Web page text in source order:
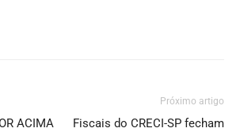
ACIMA
Próximo artigo
Fiscais do CRECI-SP fecham